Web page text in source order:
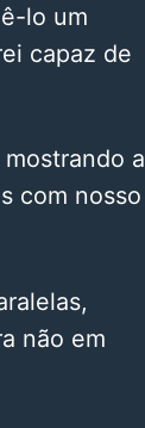
lo um
capaz de
a
com nosso
não em